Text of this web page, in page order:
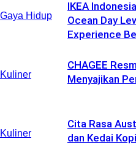
Gaya Hidup
IKEA
Ocean Day
Experience
Kuliner
CHAGEE
Menyajikan
Kuliner
Cita Rasa
dan Kedai